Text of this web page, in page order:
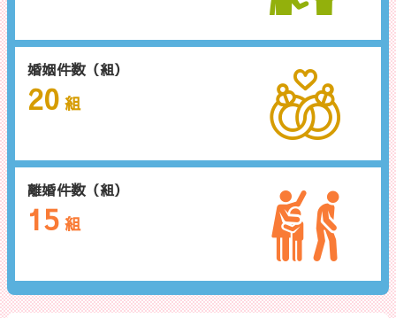
離婚件数（組）
15 組
婚姻件数（組）
20 組